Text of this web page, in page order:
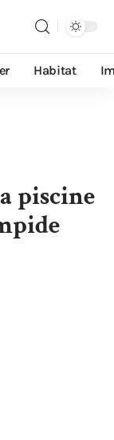
Habitat
piscine